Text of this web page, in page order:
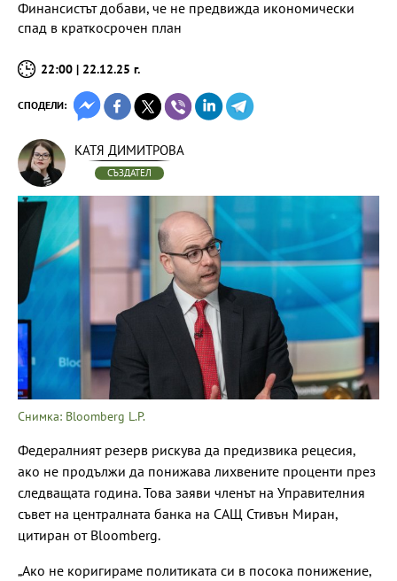
Финансистът добави, че не предвижда икономически
спад в краткосрочен план
22:00 | 22.12.25 г.
СПОДЕЛИ:
КАТЯ ДИМИТРОВА
СЪЗДАТЕЛ
Снимка: Bloomberg L.P.
Федералният резерв рискува да предизвика рецесия,
ако не продължи да понижава лихвените проценти през
следващата година. Това заяви членът на Управителния
съвет на централната банка на САЩ Стивън Миран,
цитиран от Bloomberg.
„Ако не коригираме политиката си в посока понижение,